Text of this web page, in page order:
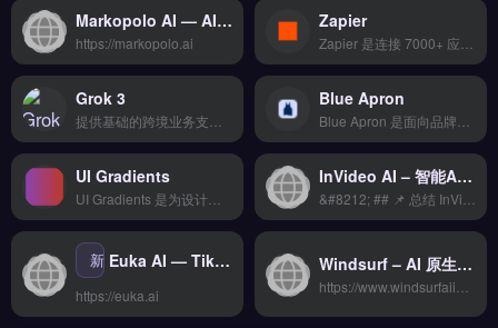
Markopolo AI — AI购物车挽回与客户互动自动化平台
https://markopolo.ai
Zapier
Grok 3 Blue Apron
UI Gradients InVideo AI – 智能AI视频生成工具 | 快速制作营销视频
新 Euka AI — TikTok Shop联盟营销自动化与达人管理平台
https://euka.ai
Windsurf – AI 原生 IDE 新势力 Codeium 旗舰升级 | 高返佣AI工具